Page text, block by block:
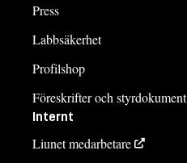
Press
Labbsäkerhet
Profilshop
Föreskrifter och styrdokument
Internt
Liunet medarbetare